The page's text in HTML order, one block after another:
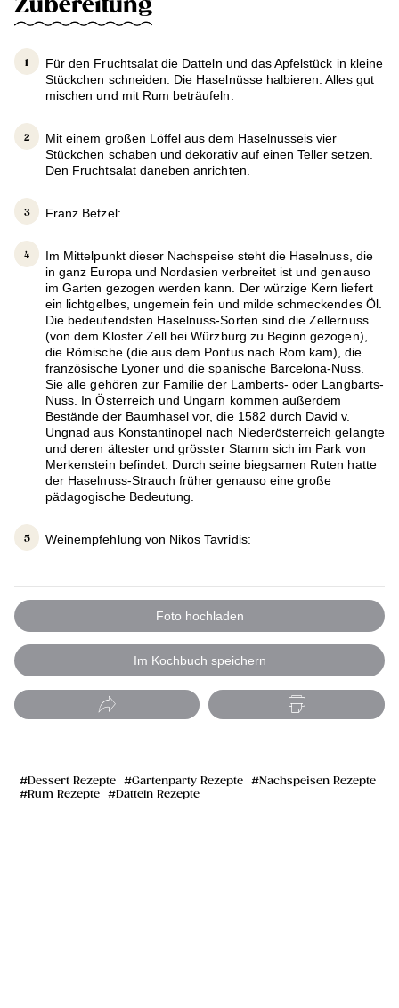
Für den Fruchtsalat die Datteln und das Apfelstück in kleine
Stückchen schneiden. Die Haselnüsse halbieren. Alles gut
mischen und mit Rum beträufeln.
Mit einem großen Löffel aus dem Haselnusseis vier
Stückchen schaben und dekorativ auf einen Teller setzen.
Den Fruchtsalat daneben anrichten.
Franz Betzel:
Im Mittelpunkt dieser Nachspeise steht die Haselnuss, die
in ganz Europa und Nordasien verbreitet ist und genauso
im Garten gezogen werden kann. Der würzige Kern liefert
ein lichtgelbes, ungemein fein und milde schmeckendes Öl.
Die bedeutendsten Haselnuss-Sorten sind die Zellernuss
(von dem Kloster Zell bei Würzburg zu Beginn gezogen),
die Römische (die aus dem Pontus nach Rom kam), die
französische Lyoner und die spanische Barcelona-Nuss.
Sie alle gehören zur Familie der Lamberts- oder Langbarts-
Nuss. In Österreich und Ungarn kommen außerdem
Bestände der Baumhasel vor, die 1582 durch David v.
Ungnad aus Konstantinopel nach Niederösterreich gelangte
und deren ältester und grösster Stamm sich im Park von
Merkenstein befindet. Durch seine biegsamen Ruten hatte
der Haselnuss-Strauch früher genauso eine große
pädagogische Bedeutung.
Weinempfehlung von Nikos Tavridis:
Foto hochladen
Im Kochbuch speichern
Dessert Rezepte Gartenparty Rezepte
Nachspeisen Rezepte
Rum Rezepte
Datteln Rezepte